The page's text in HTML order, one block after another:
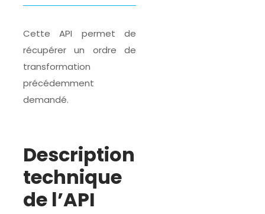
Cette API permet de
récupérer un ordre de
transformation
précédemment
demandé.
Description
technique
de l’API